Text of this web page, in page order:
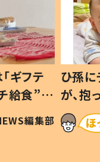
いじ
反応に
て仕方な
編集部